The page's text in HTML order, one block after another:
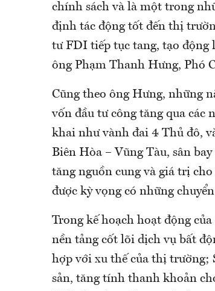
chính sách và là một trong
định tác động tốt đến thị
tư FDI tiếp tục tang, tạo động
ông Phạm Thanh Hưng, Phó
Cũng theo ông Hưng, những
vốn đầu tư công tăng qua các
khai như vành đai 4 Thủ đô,
Biên Hòa – Vũng Tàu, sân
tăng nguồn cung và giá trị
được kỳ vọng có những
Trong kế hoạch hoạt động
nền tảng cốt lõi dịch vụ bất
hợp với xu thế của thị trường;
sản, tăng tính thanh khoản